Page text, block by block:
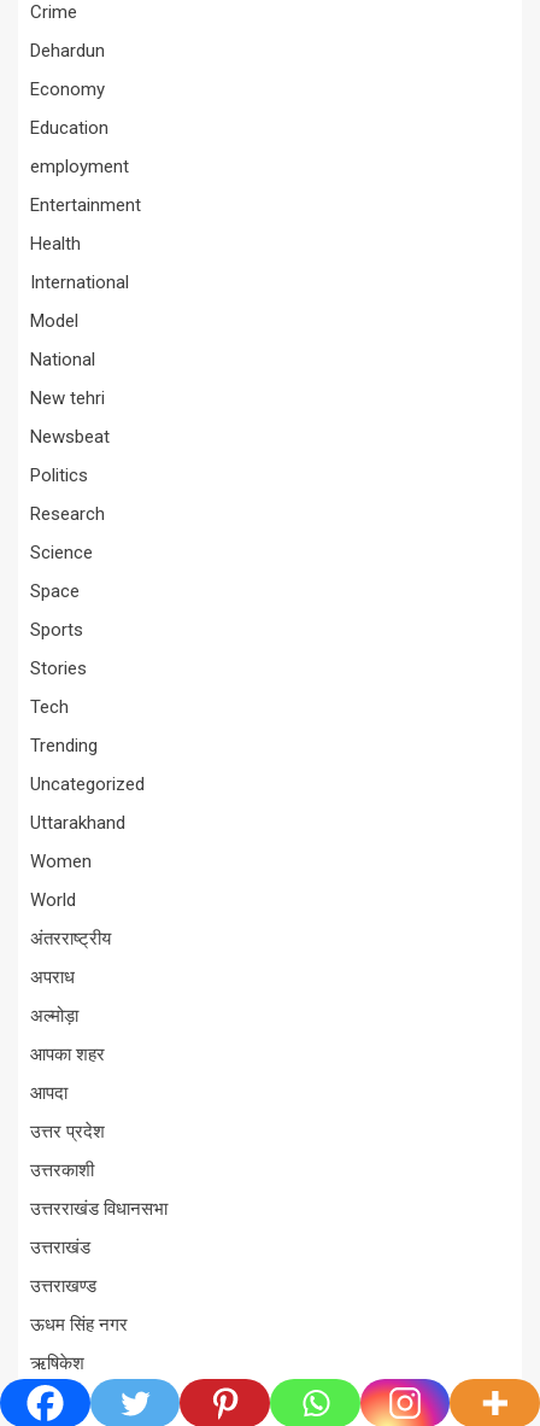
Crime
Dehardun
Economy
Education
employment
Entertainment
Health
International
Model
National
New tehri
Newsbeat
Politics
Research
Science
Space
Sports
Stories
Tech
Trending
Uncategorized
Uttarakhand
Women
World
अंतरराष्ट्रीय
अपराध
अल्मोड़ा
आपका शहर
आपदा
उत्तर प्रदेश
उत्तरकाशी
उत्तरराखंड विधानसभा
उत्तराखंड
उत्तराखण्ड
ऊधम सिंह नगर
ऋषिकेश
क्राइम